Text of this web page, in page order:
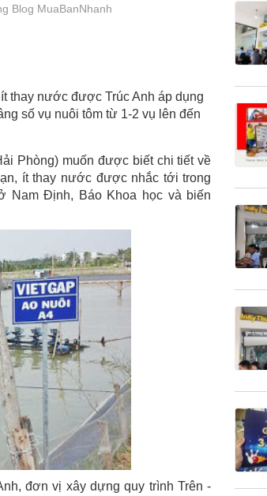
Blog MuaBanNhanh
thay nước được Trúc Anh áp dụng
số vụ nuôi tôm từ 1-2 vụ lên đến
Phòng) muốn được biết chi tiết về
ít thay nước được nhắc tới trong
Nam Định, Báo Khoa học và biến
đơn vị xây dựng quy trình Trên -